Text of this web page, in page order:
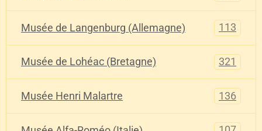
Musée de Langenburg (Allemagne) 113
Musée de Lohéac (Bretagne) 321
Musée Henri Malartre 136